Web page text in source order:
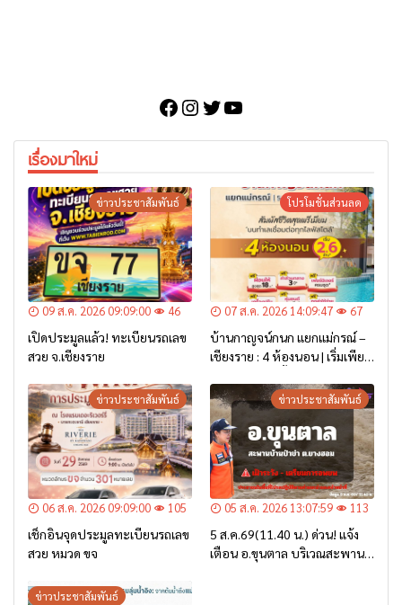
Facebook
Instagram
Twitter
YouTube
เรื่องมาใหม่
ข่าวประชาสัมพันธ์
09 ส.ค. 2026 09:09:00 46
เปิดประมูลแล้ว! ทะเบียนรถเลข
สวย จ.เชียงราย
โปรโมชั่นส่วนลด
07 ส.ค. 2026 14:09:47 67
บ้านกาญจน์กนก แยกแม่กรณ์ –
เชียงราย : 4 ห้องนอน | เริ่มเพียง
ข่าวประชาสัมพันธ์
06 ส.ค. 2026 09:09:00 105
เช็กอินจุดประมูลทะเบียนรถเลข
สวย หมวด ขจ
ข่าวประชาสัมพันธ์
05 ส.ค. 2026 13:07:59 113
5 ส.ค.69(11.40 น.) ด่วน! แจ้ง
เตือน อ.ขุนตาล บริเวณสะพาน
ข่าวประชาสัมพันธ์